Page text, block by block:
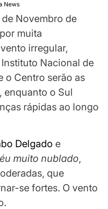
News
Novembro de
muita
irregular,
Nacional de
o Centro serão as
enquanto o Sul
rápidas ao longo
Delgado e
muito nublado,
que
se fortes. O vento